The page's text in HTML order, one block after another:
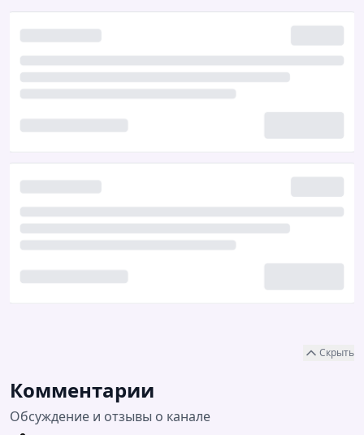
Скрыть
Комментарии
Обсуждение и отзывы о канале